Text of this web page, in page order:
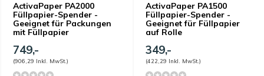
ActivaPaper PA2000
Füllpapier-Spender -
Geeignet für Packungen
mit Füllpapier
749,-
(906,29 Inkl. MwSt.)
ActivaPaper PA1500
Füllpapier-Spender -
Geeignet für Füllpapier
auf Rolle
349,-
(422,29 Inkl. MwSt.)